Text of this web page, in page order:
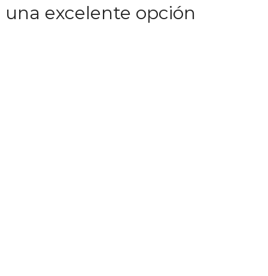
una excelente opción